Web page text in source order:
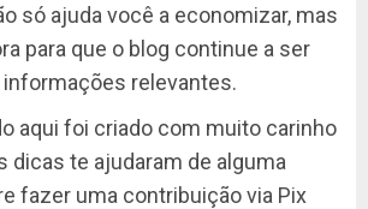
só ajuda você a economizar, mas
para que o blog continue a ser
relevantes.
aqui foi criado com muito carinho
dicas te ajudaram de alguma
fazer uma contribuição via Pix